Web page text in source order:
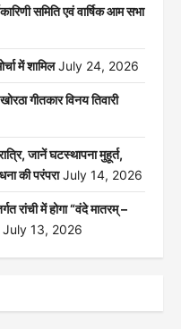
समिति एवं वार्षिक आम सभा
में शामिल July 24, 2026
गीतकार विनय तिवारी
जानें घटस्थापना मुहूर्त,
की परंपरा July 14, 2026
रांची में होगा “वंदे मातरम् –
July 13, 2026